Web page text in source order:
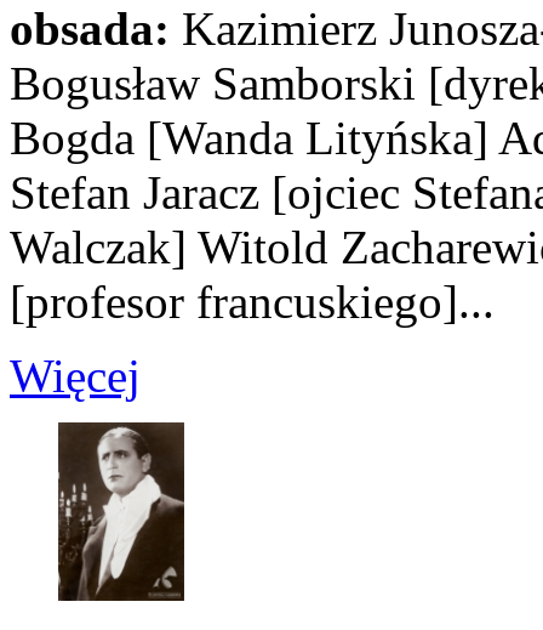
obsada: Kazimierz
Bogusław Samborski
Bogda [Wanda Lityńska]
Stefan Jaracz [ojciec
Walczak] Witold
[profesor francuskiego]...
Więcej